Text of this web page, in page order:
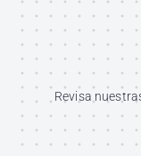
Revisa